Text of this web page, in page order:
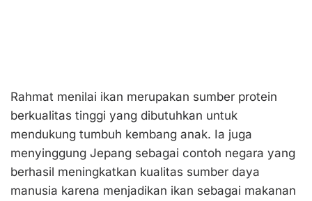
Rahmat menilai ikan merupakan sumber protein
berkualitas tinggi yang dibutuhkan untuk
mendukung tumbuh kembang anak. Ia juga
menyinggung Jepang sebagai contoh negara yang
berhasil meningkatkan kualitas sumber daya
manusia karena menjadikan ikan sebagai makanan